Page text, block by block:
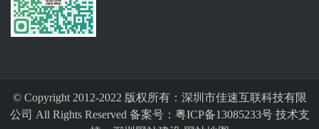
© Copyright 2012-2022 版权所有：深圳市佳速互联科技有限
公司 All Rights Reserved 备案号： 粤ICP备13085233号技术支